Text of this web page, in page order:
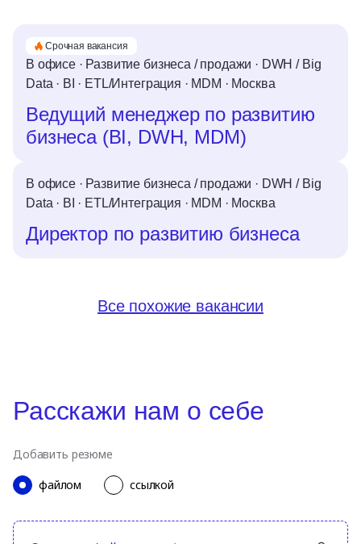
В офисе · Развитие бизнеса / продажи · DWH / Big
Data · BI · ETL/Интеграция · MDM · Москва
Ведущий менеджер по развитию
бизнеса (BI, DWH, MDM)
Срочная вакансия
В офисе · Развитие бизнеса / продажи · DWH / Big
Data · BI · ETL/Интеграция · MDM · Москва
Директор по развитию бизнеса
Все похожие вакансии
Расскажи нам о себе
Добавить резюме
файлом
ссылкой